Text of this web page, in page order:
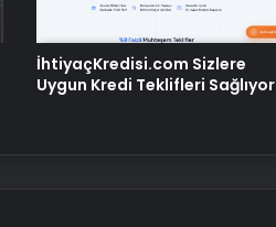
İhtiyaçKredisi.com Sizlere
Uygun Kredi Teklifleri Sağlıyor